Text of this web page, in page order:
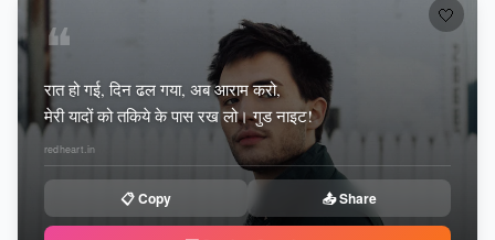
🤍
❝
रात हो गई, दिन ढल गया, अब आराम करो,
मेरी यादों को तकिये के पास रख लो। गुड नाइट!
redheart.in
📋 Copy 📤 Share